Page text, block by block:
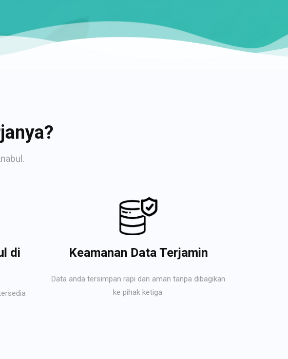
di
Keamanan Data Terjamin
Data anda tersimpan rapi dan aman tanpa dibagikan
ke pihak ketiga.